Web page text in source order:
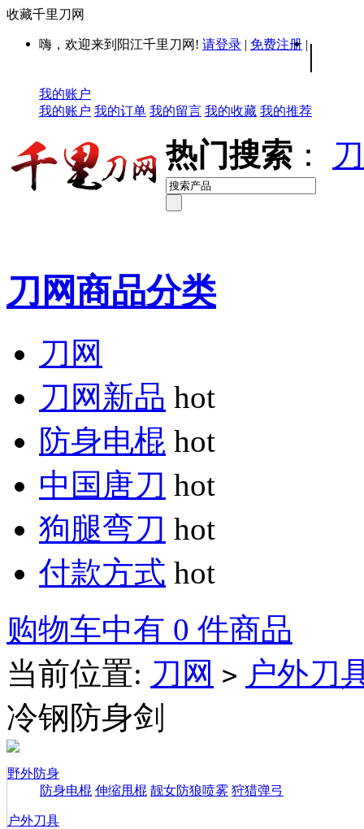
收藏千里刀网
嗨，欢迎来到阳江千里刀网! 请登录 | 免费注册 | |
我的账户
我的账户 我的订单 我的留言 我的收藏 我的推荐
热门搜索 ：
刀网商品分类
刀网
刀网新品 hot
防身电棍 hot
中国唐刀 hot
狗腿弯刀 hot
付款方式 hot
购物车中有 0 件商品
当前位置: 刀网 > 户外刀
冷钢防身剑
野外防身
防身电棍 伸缩甩棍 靓女防狼喷雾 狩猎弹弓
户外刀具